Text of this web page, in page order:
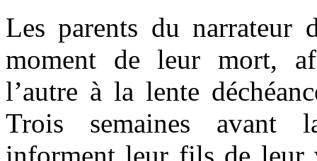
Les parents du narrateur
moment de leur mort,
l’autre à la lente
Trois semaines avant
informent leur fils de leur